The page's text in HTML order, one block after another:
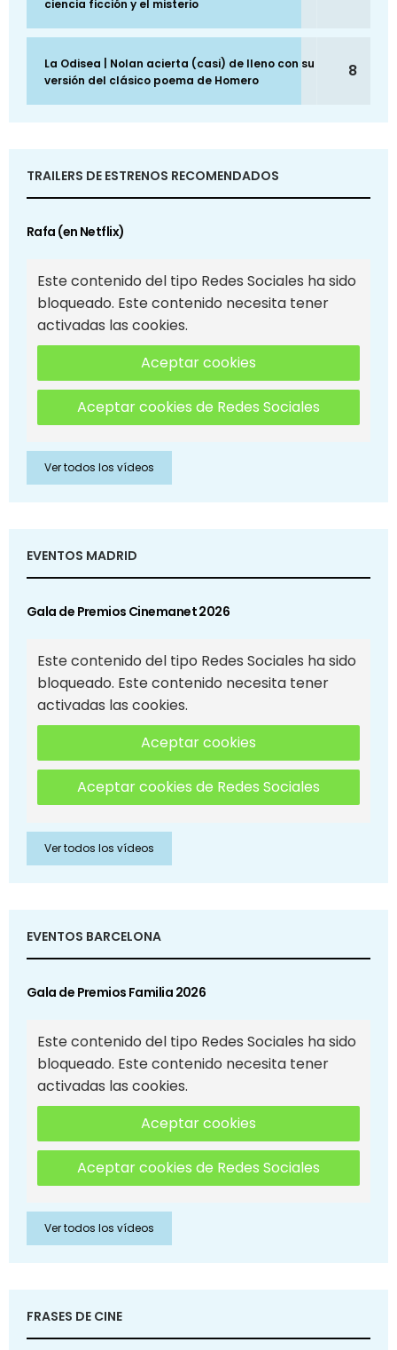
ciencia ficción y el misterio
La Odisea | Nolan acierta (casi) de lleno con su
versión del clásico poema de Homero
8
TRAILERS DE ESTRENOS RECOMENDADOS
Rafa (en Netflix)
Este contenido del tipo Redes Sociales ha sido
bloqueado. Este contenido necesita tener
activadas las cookies.
Aceptar cookies
Aceptar cookies de Redes Sociales
Ver todos los vídeos
EVENTOS MADRID
Gala de Premios Cinemanet 2026
Este contenido del tipo Redes Sociales ha sido
bloqueado. Este contenido necesita tener
activadas las cookies.
Aceptar cookies
Aceptar cookies de Redes Sociales
Ver todos los vídeos
EVENTOS BARCELONA
Gala de Premios Familia 2026
Este contenido del tipo Redes Sociales ha sido
bloqueado. Este contenido necesita tener
activadas las cookies.
Aceptar cookies
Aceptar cookies de Redes Sociales
Ver todos los vídeos
FRASES DE CINE